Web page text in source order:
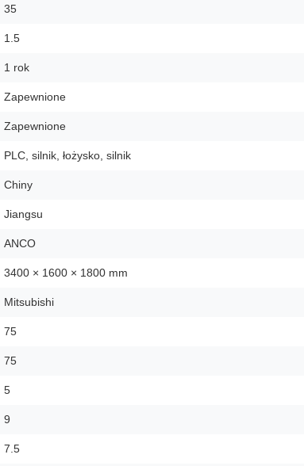
35
1.5
1 rok
Zapewnione
Zapewnione
PLC, silnik, łożysko, silnik
Chiny
Jiangsu
ANCO
3400 × 1600 × 1800 mm
Mitsubishi
75
75
5
9
7.5